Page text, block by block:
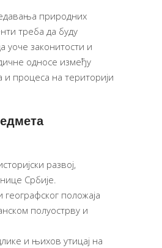
природних
треба да буду
уоче законитости и
односе између
и процеса на територији
развој,
Србије.
положаја
полуострву и
и њихов утицај на